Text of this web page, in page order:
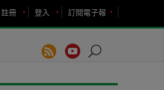
訂閱電子報
登入
註冊